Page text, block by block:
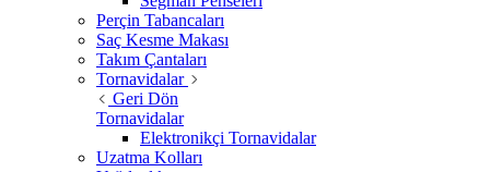
Perçin Tabancaları
Saç Kesme Makası
Takım Çantaları
Tornavidalar
Geri Dön
Tornavidalar
Elektronikçi Tornavidalar
Uzatma Kolları